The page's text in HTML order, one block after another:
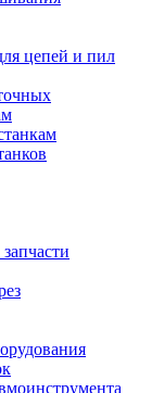
цепей и пил